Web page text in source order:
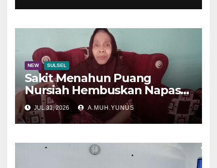
NEW SULSEL
Sakit Menahun Puang
Nursiah Hembuskan Napas
Terakhir
JUL 31, 2026 A.MUH.YUNUS